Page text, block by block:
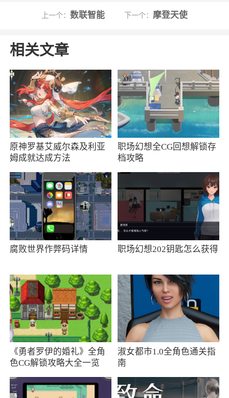
1、奢饱饱下载，一款专注于二手奢侈品的在
展示产品，还支持多店铺管理，直播选品等功
能，有需要就来下载
2、奢饱饱软件强大的货源渠道和严格的商品
鉴别流程，确保所有的二手奢侈品均为正品；采
用智能推荐算法，为消费者提供个性化的产品推
荐
3、核心团队也会对上架的商品及时跟进审
核，确保极致的使用和质量体验
更新日志
1、直播机构在线选品；
2、商家录入商品至云仓；
4、订单结算及历史对账
上一个： 数联智能 下一个： 摩登天使
相关文章
原神罗基艾威尔森及利亚
姆成就达成方法
职场幻想全CG回想解锁存
档攻略
腐败世界作弊码详情 职场幻想202钥匙怎么获得
《勇者罗伊的婚礼》全角
色CG解锁攻略大全一览
淑女都市1.0全角色通关指
南